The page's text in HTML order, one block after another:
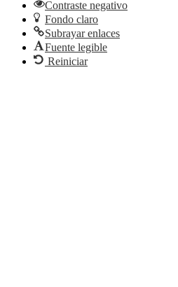
Contraste negativo
Fondo claro
Subrayar enlaces
Fuente legible
Reiniciar